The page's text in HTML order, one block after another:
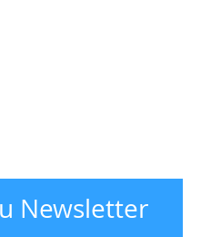
Newsletter